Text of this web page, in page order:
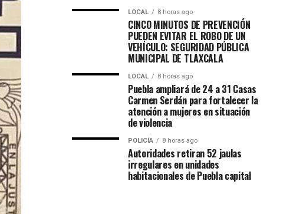
LOCAL 8 horas ago
CINCO MINUTOS DE PREVENCIÓN
PUEDEN EVITAR EL ROBO DE UN
VEHÍCULO: SEGURIDAD PÚBLICA
MUNICIPAL DE TLAXCALA
LOCAL 8 horas ago
Puebla ampliará de 24 a 31 Casas
Carmen Serdán para fortalecer la
atención a mujeres en situación
de violencia
POLICÍA 8 horas ago
Autoridades retiran 52 jaulas
irregulares en unidades
habitacionales de Puebla capital